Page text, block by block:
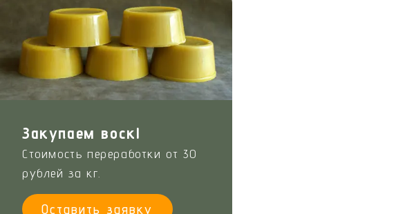
Закупаем воск!
Стоимость переработки от 30
рублей за кг.
Оставить заявку